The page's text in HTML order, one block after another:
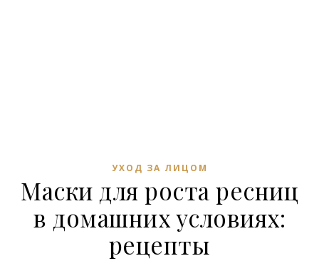
УХОД ЗА ЛИЦОМ
Маски для роста ресниц
в домашних условиях:
рецепты